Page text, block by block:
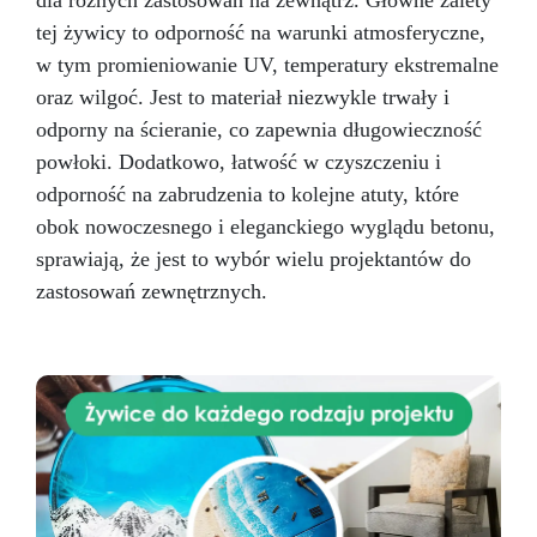
materiałowi z silikonu, pędzel jest idealny do
nakładania żywic na powierzchnie artystyczne
z dekoracjami, zapewniając precyzyjny i
równomierny efekt.
Odpowiedni do
impregnacji drewna i innych porowatych
podłoży: pędzel z silikonu zapewnia
równomierne i precyzyjne nakładanie.
Łatwy
w czyszczeniu: pędzel z silikonu łatwo czyści
się ciepłą wodą i mydłem, co sprawia, że jest
łatwy w utrzymaniu w doskonałym stanie. Jeśli
chcesz nakładać żywice równomiernie i
precyzyjnie oraz oszczędzać pieniądze dzięki
tej żywicy to odporność na warunki atmosferyczne,
w tym promieniowanie UV, temperatury ekstremalne
oraz wilgoć. Jest to materiał niezwykle trwały i
odporny na ścieranie, co zapewnia długowieczność
powłoki. Dodatkowo, łatwość w czyszczeniu i
odporność na zabrudzenia to kolejne atuty, które
obok nowoczesnego i eleganckiego wyglądu betonu,
sprawiają, że jest to wybór wielu projektantów do
zastosowań zewnętrznych.